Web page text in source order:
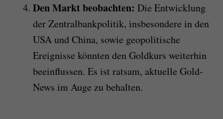
Den Markt beobachten: Die Entwicklung
der Zentralbankpolitik, insbesondere in den
USA und China, sowie geopolitische
Ereignisse könnten den Goldkurs weiterhin
beeinflussen. Es ist ratsam, aktuelle Gold-
News im Auge zu behalten.